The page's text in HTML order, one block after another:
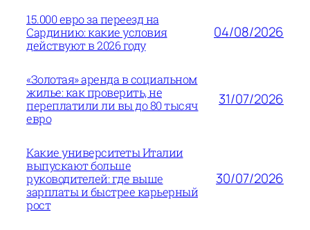
15.000 евро за переезд на
Сардинию: какие условия
действуют в 2026 году
04/08/2026
«Золотая» аренда в социальном
жилье: как проверить, не
переплатили ли вы до 80 тысяч
евро
31/07/2026
Какие университеты Италии
выпускают больше
руководителей: где выше
зарплаты и быстрее карьерный
рост
30/07/2026